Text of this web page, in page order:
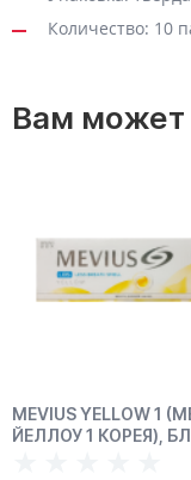
Количество: 10
Вам может
MEVIUS YELLOW 1
ЙЕЛЛОУ 1 КОРЕЯ),